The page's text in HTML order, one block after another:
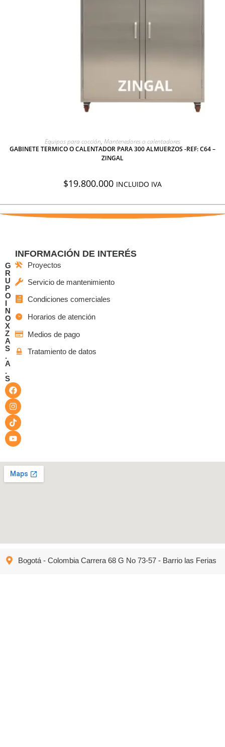
AGREGAR A COTIZACIÓN
Equipos para cocción, Mantenedores o calentadores
GABINETE TERMICO O CALENTADOR PARA 300 ALMUERZOS -REF: C64 –
ZINGAL
$19.800.000 INCLUIDO IVA
G
R
U
P
O
I
N
O
X
Z
A
S
.
A
.
S
INFORMACIÓN DE INTERÉS
Proyectos
Servicio de mantenimiento
Condiciones comerciales
Horarios de atención
Medios de pago
Tratamiento de datos
Bogotá - Colombia Carrera 68 G No 73-57 - Barrio las Ferias